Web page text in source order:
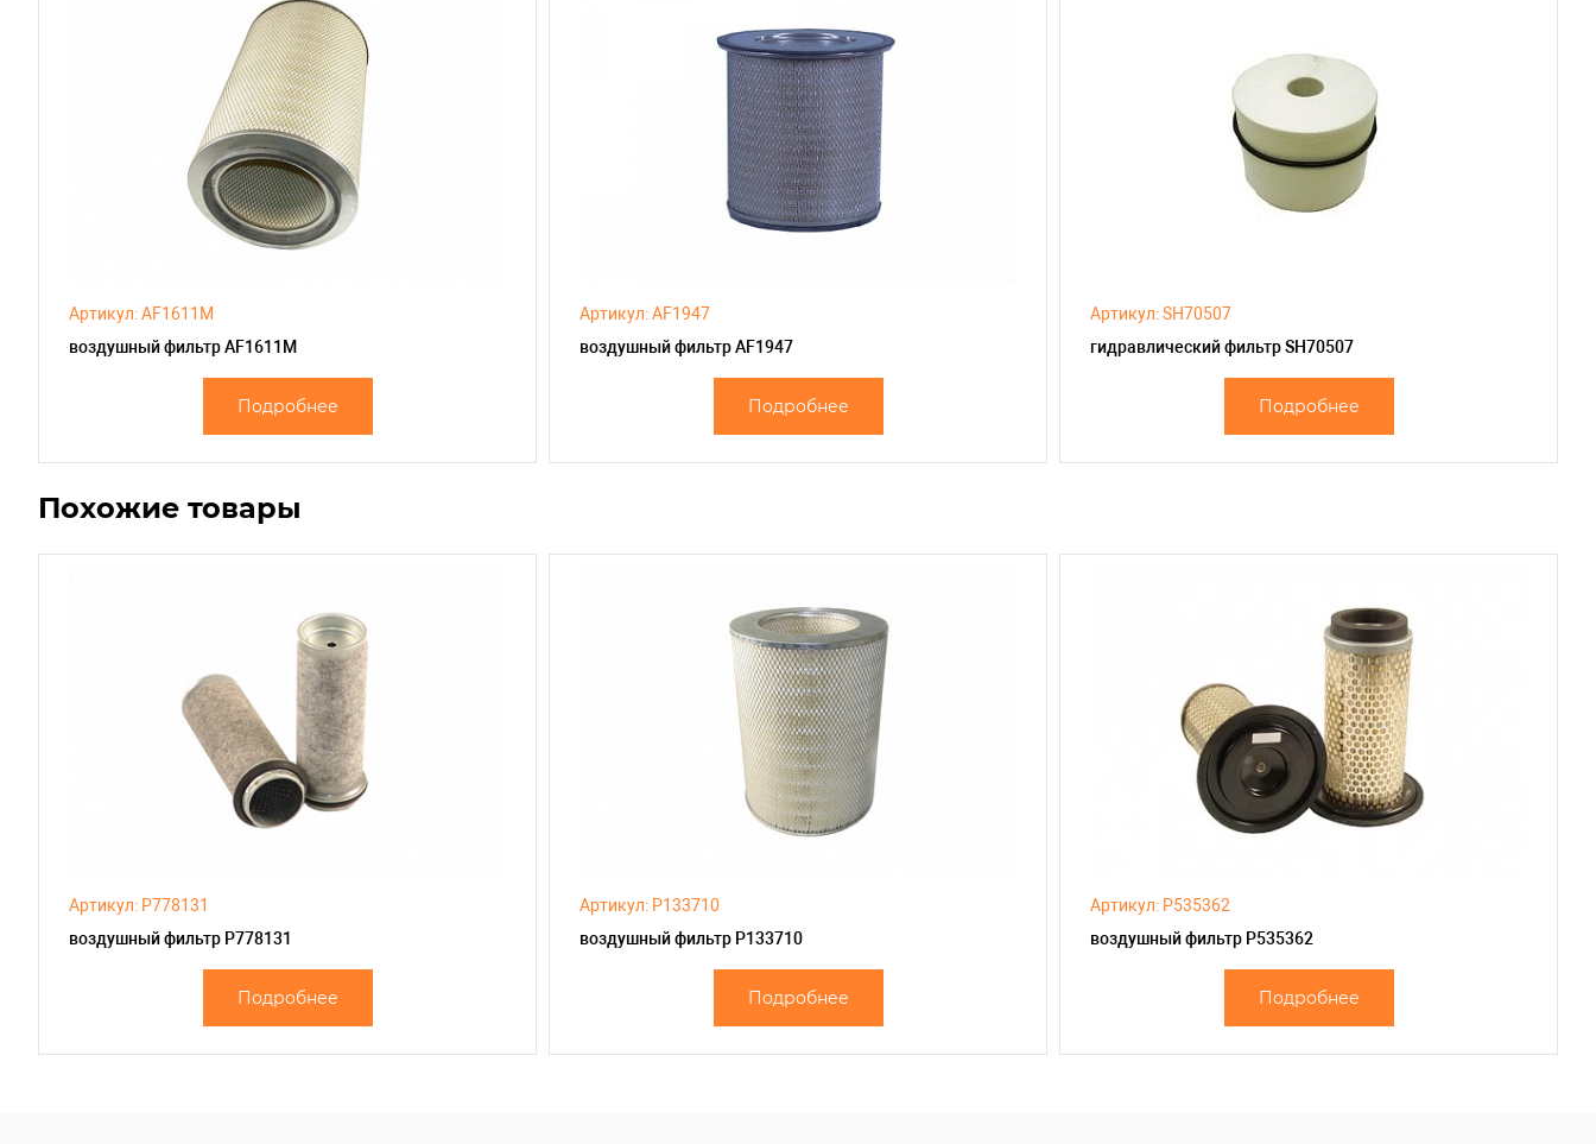
Артикул: AF1611M
воздушный фильтр AF1611M
Подробнее
Артикул: AF1947
воздушный фильтр AF1947
Подробнее
Артикул: SH70507
гидравлический фильтр SH70507
Подробнее
Похожие товары
Артикул: P778131
воздушный фильтр P778131
Подробнее
Артикул: P133710
воздушный фильтр P133710
Подробнее
Артикул: P535362
воздушный фильтр P535362
Подробнее